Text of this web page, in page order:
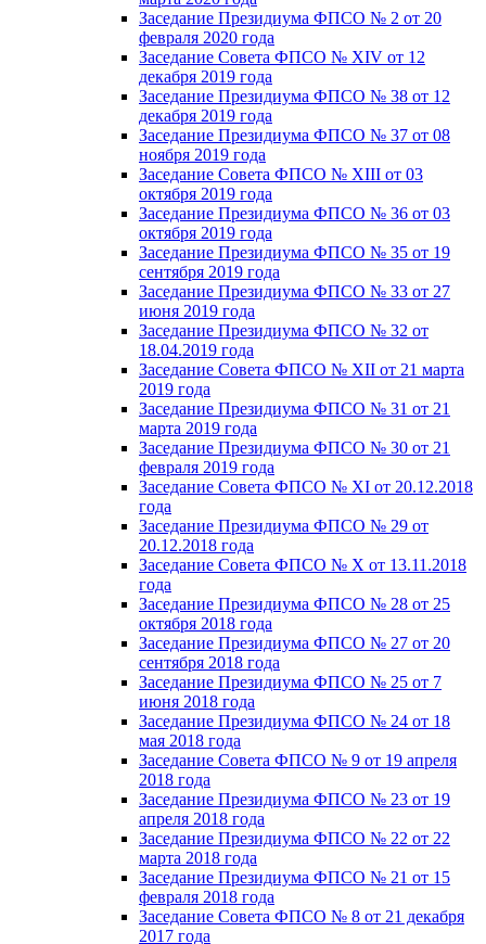
Заседание Президиума ФПСО № 2 от 20
февраля 2020 года
Заседание Совета ФПСО № XIV от 12
декабря 2019 года
Заседание Президиума ФПСО № 38 от 12
декабря 2019 года
Заседание Президиума ФПСО № 37 от 08
ноября 2019 года
Заседание Совета ФПСО № XIII от 03
октября 2019 года
Заседание Президиума ФПСО № 36 от 03
октября 2019 года
Заседание Президиума ФПСО № 35 от 19
сентября 2019 года
Заседание Президиума ФПСО № 33 от 27
июня 2019 года
Заседание Президиума ФПСО № 32 от
18.04.2019 года
Заседание Совета ФПСО № XII от 21 марта
2019 года
Заседание Президиума ФПСО № 31 от 21
марта 2019 года
Заседание Президиума ФПСО № 30 от 21
февраля 2019 года
Заседание Совета ФПСО № XI от 20.12.2018
года
Заседание Президиума ФПСО № 29 от
20.12.2018 года
Заседание Совета ФПСО № X от 13.11.2018
года
Заседание Президиума ФПСО № 28 от 25
октября 2018 года
Заседание Президиума ФПСО № 27 от 20
сентября 2018 года
Заседание Президиума ФПСО № 25 от 7
июня 2018 года
Заседание Президиума ФПСО № 24 от 18
мая 2018 года
Заседание Совета ФПСО № 9 от 19 апреля
2018 года
Заседание Президиума ФПСО № 23 от 19
апреля 2018 года
Заседание Президиума ФПСО № 22 от 22
марта 2018 года
Заседание Президиума ФПСО № 21 от 15
февраля 2018 года
Заседание Совета ФПСО № 8 от 21 декабря
2017 года